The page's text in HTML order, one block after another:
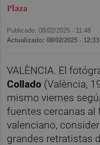
Plaza
Publicado: 08/02/2025 · 11:48
Actualizado: 08/02/2025 · 12:33
VALÈNCIA. El
Collado (València,
mismo viernes
fuentes cercanas al
valenciano,
grandes retratistas